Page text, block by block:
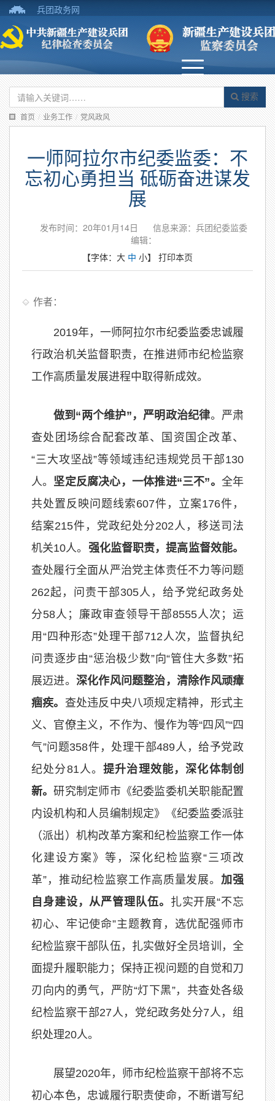
兵团政务网
搜索
首页 / 业务工作 / 党风政风
一师阿拉尔市纪委监委：不
忘初心勇担当 砥砺奋进谋发
展
发布时间：20年01月14日
信息来源：兵团纪委监委
编辑：
【字体： 大 中 小】 打印本页
作者：
2019年，一师阿拉尔市纪委监委忠诚履
行政治机关监督职责，在推进师市纪检监察
工作高质量发展进程中取得新成效。
做到“两个维护”，严明政治纪律。严肃
查处团场综合配套改革、国资国企改革、
“三大攻坚战”等领域违纪违规党员干部130
人。 坚定反腐决心，一体推进“三不”。 全年
共处置反映问题线索607件，立案176件，
结案215件，党政纪处分202人，移送司法
机关10人。 强化监督职责，提高监督效能。
查处履行全面从严治党主体责任不力等问题
262起，问责干部305人，给予党纪政务处
分58人；廉政审查领导干部8555人次；运
用“四种形态”处理干部712人次，监督执纪
问责逐步由“惩治极少数”向“管住大多数”拓
展迈进。 深化作风问题整治，清除作风顽瘴
痼疾。 查处违反中央八项规定精神，形式主
义、官僚主义，不作为、慢作为等“四风”“四
气”问题358件，处理干部489人，给予党政
纪处分81人。提升治理效能，深化体制创
新。研究制定师市《纪委监委机关职能配置
内设机构和人员编制规定》《纪委监委派驻
（派出）机构改革方案和纪检监察工作一体
化建设方案》等，深化纪检监察“三项改
革”，推动纪检监察工作高质量发展。加强
自身建设，从严管理队伍。 扎实开展“不忘
初心、牢记使命”主题教育，选优配强师市
纪检监察干部队伍，扎实做好全员培训，全
面提升履职能力；保持正视问题的自觉和刀
刃向内的勇气，严防“灯下黑”，共查处各级
纪检监察干部27人，党纪政务处分7人，组
织处理20人。
展望2020年，师市纪检监察干部将不忘
初心本色，忠诚履行职责使命，不断谱写纪